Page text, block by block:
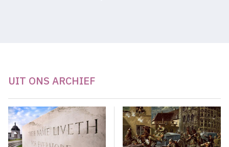
UIT ONS ARCHIEF